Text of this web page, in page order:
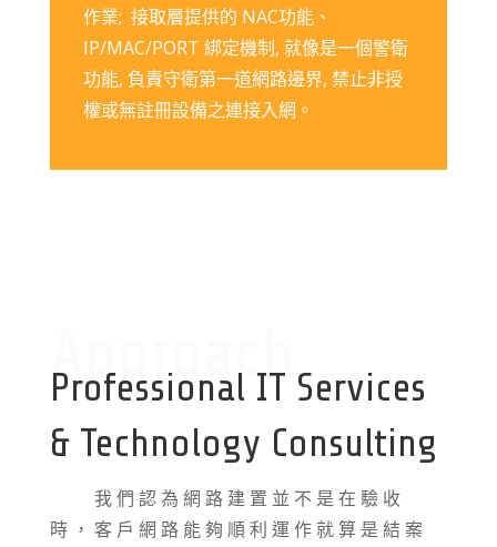
作業; 接取層提供的 NAC功能、
IP/MAC/PORT 綁定機制, 就像是一個警衛
功能, 負責守衛第一道網路邊界, 禁止非授
權或無註冊設備之連接入網。
Approach
Professional IT Services
& Technology Consulting
我們認為網路建置並不是在驗收
時，客戶網路能夠順利運作就算是結案